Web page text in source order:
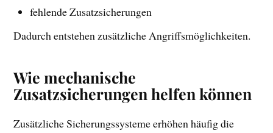
fehlende Zusatzsicherungen
Dadurch entstehen zusätzliche Angriffsmöglichkeiten.
Wie mechanische
Zusatzsicherungen helfen können
Zusätzliche Sicherungssysteme erhöhen häufig die